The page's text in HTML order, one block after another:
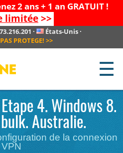
2 ans + 1 an GRATUIT !
limitée>>
· États-Unis ·
PROTEGE! >>
☰
4. Windows 8.
Australie.
de la connexion
VPN